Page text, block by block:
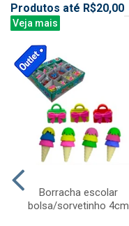
Produtos até R$20,00
Veja mais
Borracha escolar
bolsa/sorvetinho 4cm